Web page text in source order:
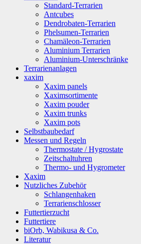
Standard-Terrarien
Antcubes
Dendrobaten-Terrarien
Phelsumen-Terrarien
Chamäleon-Terrarien
Aluminium Terrarien
Aluminium-Unterschränke
Terrarienanlagen
xaxim
Xaxim panels
Xaximsortimente
Xaxim pouder
Xaxim trunks
Xaxim pots
Selbstbaubedarf
Messen und Regeln
Thermostate / Hygrostate
Zeitschaltuhren
Thermo- und Hygrometer
Xaxim
Nutzliches Zubehör
Schlangenhaken
Terrarienschlosser
Futtertierzucht
Futtertiere
biOrb, Wabikusa & Co.
Literatur